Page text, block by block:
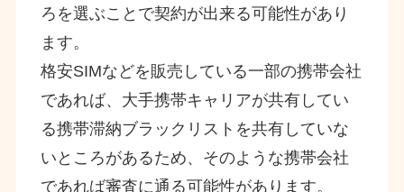
ろを選ぶことで契約が出来る可能性があり
ます。
格安SIMなどを販売している一部の携帯会社
であれば、大手携帯キャリアが共有してい
る携帯滞納ブラックリストを共有していな
いところがあるため、そのような携帯会社
であれば審査に通る可能性があります。